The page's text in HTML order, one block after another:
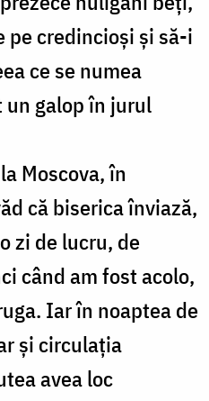
pe credincioși și să-i
ce se numea
un galop în jurul
Moscova, în
că biserica înviază,
zi de lucru, de
când am fost acolo,
Iar în noaptea de
şi circulaţia
avea loc